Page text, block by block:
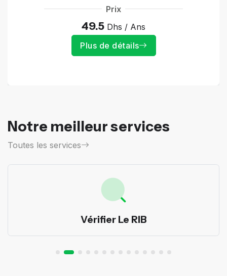
Prix
49.5 Dhs / Ans
Plus de détails
Notre meilleur services
Toutes les services
Vérifier Le RIB